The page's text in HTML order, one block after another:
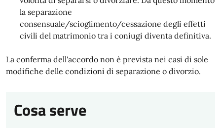
la separazione
consensuale/scioglimento/cessazione degli effetti
civili del matrimonio tra i coniugi diventa definitiva.
La conferma dell'accordo non è prevista nei casi di sole
modifiche delle condizioni di separazione o divorzio.
Cosa serve